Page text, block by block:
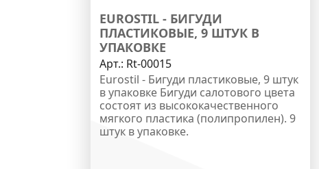
EUROSTIL - БИГУДИ
ПЛАСТИКОВЫЕ, 9 ШТУК В
УПАКОВКЕ
Арт.: Rt-00015
Eurostil - Бигуди пластиковые, 9 штук
в упаковке Бигуди салотового цвета
состоят из высококачественного
мягкого пластика (полипропилен). 9
штук в упаковке.